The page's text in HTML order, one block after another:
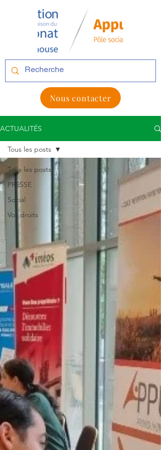
Nous contacter
ACTUALITÉS
Tous les posts
PRESSE
Social
Vos droits
Tous les posts